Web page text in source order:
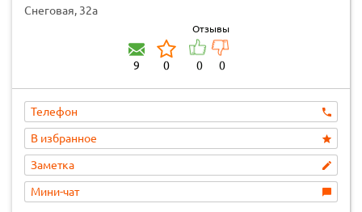
Снеговая, 32а
9 0
Отзывы
0 0
Телефон
В избранное
Заметка
Мини-чат